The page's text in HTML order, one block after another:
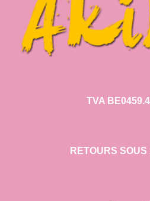
TVA
RETOURS SOUS